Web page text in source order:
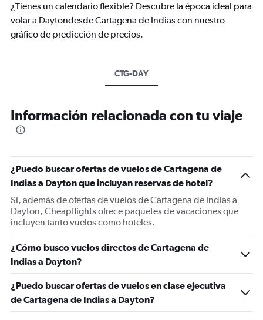
¿Tienes un calendario flexible? Descubre la época ideal para
volar a Daytondesde Cartagena de Indias con nuestro
gráfico de predicción de precios.
CTG-DAY
Información relacionada con tu viaje
¿Puedo buscar ofertas de vuelos de Cartagena de
Indias a Dayton que incluyan reservas de hotel?
Sí, además de ofertas de vuelos de Cartagena de Indias a
Dayton, Cheapflights ofrece paquetes de vacaciones que
incluyen tanto vuelos como hoteles.
¿Cómo busco vuelos directos de Cartagena de
Indias a Dayton?
¿Puedo buscar ofertas de vuelos en clase ejecutiva
de Cartagena de Indias a Dayton?